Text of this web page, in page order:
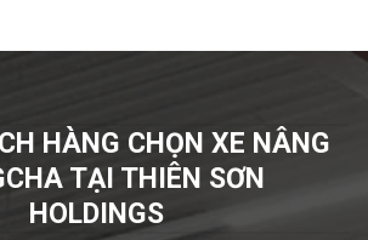
HÀNG CHỌN XE NÂNG
TẠI THIÊN SƠN
HOLDINGS